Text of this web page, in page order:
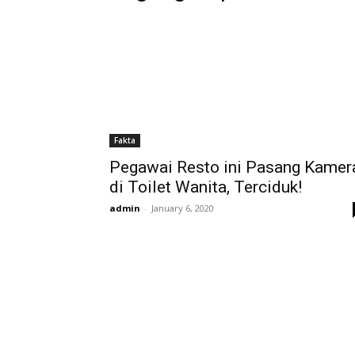
Fakta
Pegawai Resto ini Pasang
di Toilet Wanita, Terciduk!
admin - January 6, 2020